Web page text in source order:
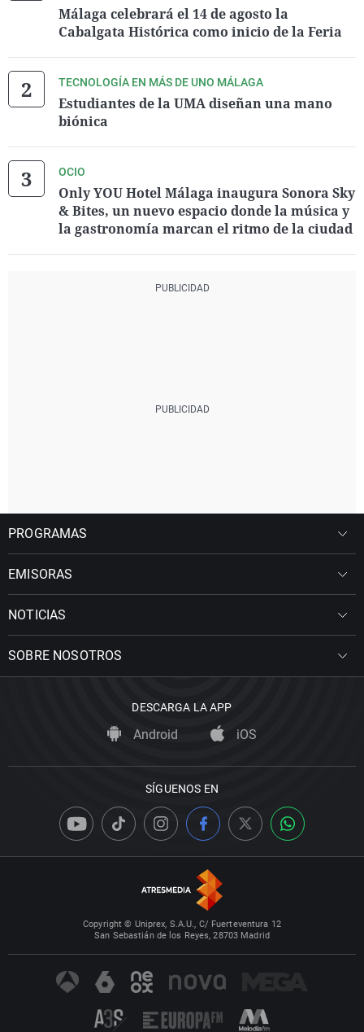
Málaga celebrará el 14 de agosto la
Cabalgata Histórica como inicio de la Feria
TECNOLOGÍA EN MÁS DE UNO MÁLAGA
Estudiantes de la UMA diseñan una mano
biónica
OCIO
Only YOU Hotel Málaga inaugura Sonora Sky
& Bites, un nuevo espacio donde la música y
la gastronomía marcan el ritmo de la ciudad
PROGRAMAS
EMISORAS
NOTICIAS
SOBRE NOSOTROS
DESCARGA LA APP
Android iOS
SÍGUENOS EN
Copyright © Uniprex, S.A.U., C/ Fuerteventura 12
San Sebastián de los Reyes, 28703 Madrid